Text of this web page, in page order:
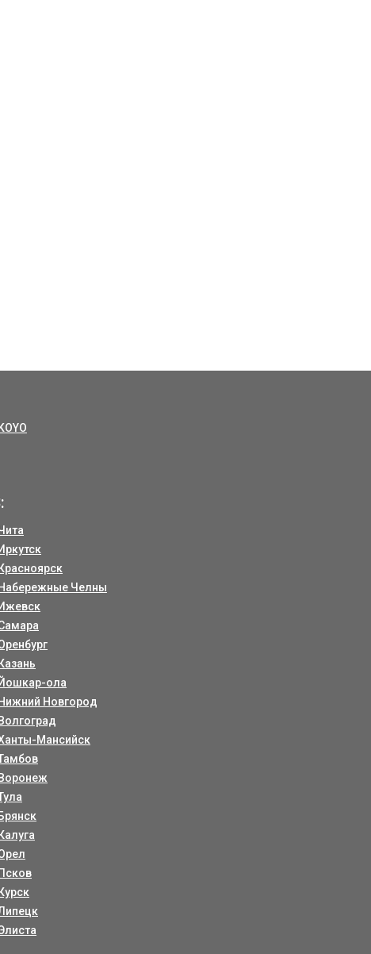
KOYO
Иркутск
Красноярск
Набережные Челны
Ижевск
Казань
Йошкар-ола
Нижний Новгород
Волгоград
Мансийск
Воронеж
Брянск
Калуга
Псков
Курск